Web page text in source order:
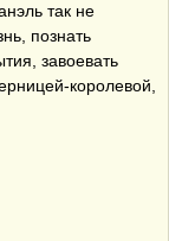
так не
познать
завоевать
королевой,